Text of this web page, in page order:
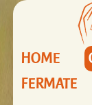
HOME
FERMATE